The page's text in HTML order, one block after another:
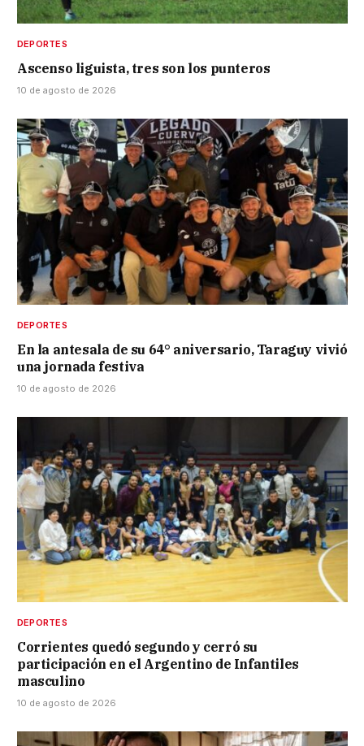
DEPORTES
Ascenso liguista, tres son los punteros
10 de agosto de 2026
DEPORTES
En la antesala de su 64° aniversario, Taraguy vivió
una jornada festiva
10 de agosto de 2026
DEPORTES
Corrientes quedó segundo y cerró su
participación en el Argentino de Infantiles
masculino
10 de agosto de 2026